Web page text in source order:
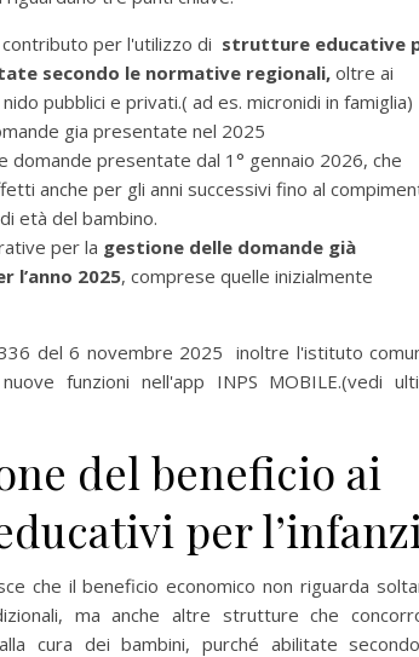
la categoria di tuo interesse (es. contabilità,
per l'utilizzo di strutture educative
secondo le normative regionali, oltre ai
pubblici e privati.( ad es. micronidi in famiglia)
gia presentate nel 2025
domande presentate dal 1° gennaio 2026, che
anche per gli anni successivi fino al
età del bambino.
per la gestione delle domande già
l’anno 2025, comprese quelle inizialmente
del 6 novembre 2025 inoltre l'istituto
funzioni nell'app INPS MOBILE.(vedi
del beneficio ai
per
che il beneficio economico non riguarda
ma anche altre strutture che
cura dei bambini, purché abilitate